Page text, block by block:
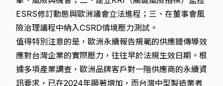
ESRS修訂動態與歐洲議會立法進程；三、在董事會風
險治理議程中納入CSRD情境壓力測試。
值得特別注意的是， 歐洲永續報告規範的供應鏈傳導效
應對台灣企業的實際壓力，往往早於法規生效日期。根
據多項產業調查，歐洲品牌客戶對一階供應商的永續資
訊要求，已在2024年顯著增加，而台灣中型製造業者